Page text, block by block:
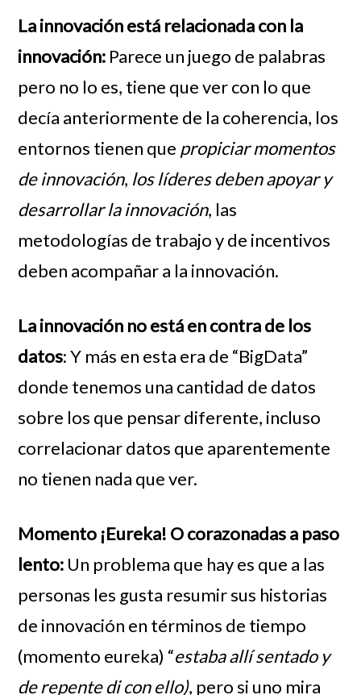
La innovación está relacionada con la
innovación: Parece un juego de palabras
pero no lo es, tiene que ver con lo que
decía anteriormente de la coherencia, los
entornos tienen que propiciar momentos
de innovación, los líderes deben apoyar y
desarrollar la innovación, las
metodologías de trabajo y de incentivos
deben acompañar a la innovación.
La innovación no está en contra de los
datos:Y más en esta era de “BigData”
donde tenemos una cantidad de datos
sobre los que pensar diferente, incluso
correlacionar datos que aparentemente
no tienen nada que ver.
Momento ¡Eureka! O corazonadas a paso
lento: Un problema que hay es que a las
personas les gusta resumir sus historias
de innovación en términos de tiempo
(momento eureka) “estaba allí sentado y
de repente di con ello), pero si uno mira